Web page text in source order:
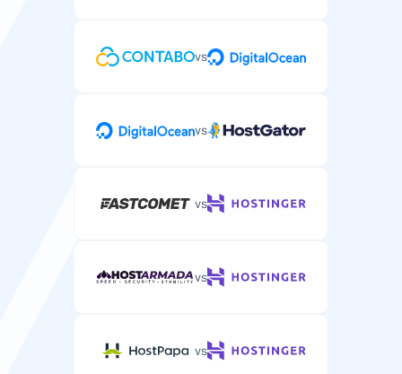
vs
vs
vs
vs
vs